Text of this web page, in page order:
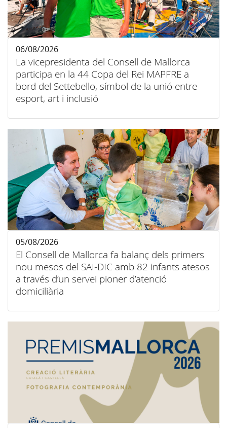
La vicepresidenta del Consell de Mallorca
participa en la 44 Copa del Rei MAPFRE a
bord del Settebello, símbol de la unió entre
esport, art i inclusió
06/08/2026
El Consell de Mallorca fa balanç dels primers
nou mesos del SAI-DIC amb 82 infants atesos
a través d’un servei pioner d’atenció
domiciliària
05/08/2026